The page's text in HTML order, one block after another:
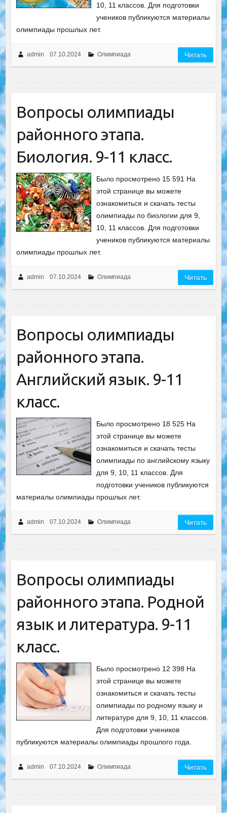
10, 11 классов. Для подготовки
учеников публикуются материалы
олимпиады прошлых лет.
admin 07.10.2024 Олимпиада Читать
Вопросы олимпиады
районного этапа.
Биология. 9-11 класс.
Было просмотрено 15 591 На
этой странице вы можете
ознакомиться и скачать тесты
олимпиады по биологии для 9,
10, 11 классов. Для подготовки
учеников публикуются материалы
олимпиады прошлых лет.
admin 07.10.2024 Олимпиада Читать
Вопросы олимпиады
районного этапа.
Английский язык. 9-11
класс.
Было просмотрено 18 525 На
этой странице вы можете
ознакомиться и скачать тесты
олимпиады по английскому языку
для 9, 10, 11 классов. Для
подготовки учеников публикуются
материалы олимпиады прошлых лет.
admin 07.10.2024 Олимпиада Читать
Вопросы олимпиады
районного этапа. Родной
язык и литература. 9-11
класс.
Было просмотрено 12 398 На
этой странице вы можете
ознакомиться и скачать тесты
олимпиады по родному языку и
литературе для 9, 10, 11 классов.
Для подготовки учеников
публикуются материалы олимпиады прошлого года.
admin 07.10.2024 Олимпиада Читать